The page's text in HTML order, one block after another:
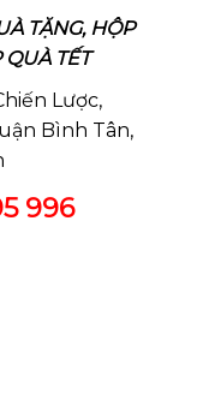
TẶNG, HỘP
TẾT
Lược,
Bình Tân,
996